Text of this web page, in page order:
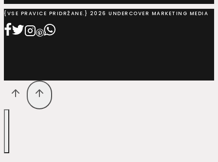
{VSE PRAVICE PRIDRŽANE.} 2026 UNDERCOVER MARKETING MEDIA